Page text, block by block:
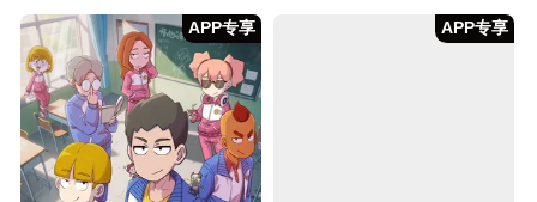
APP专享 APP专享